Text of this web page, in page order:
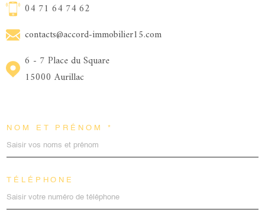
04 71 64 74 62
contacts@accord-immobilier15.com
6 - 7 Place du Square
15000 Aurillac
NOM ET PRÉNOM *
TÉLÉPHONE